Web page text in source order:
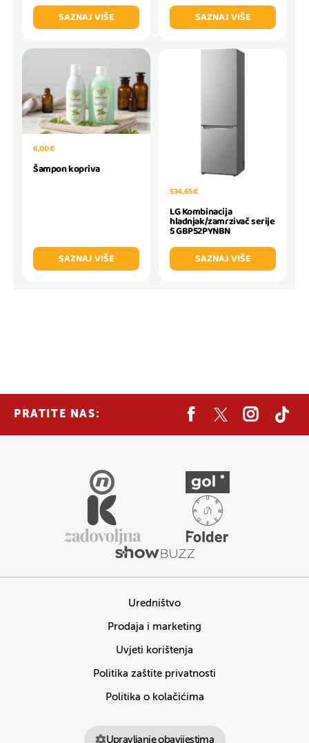
SAZNAJ VIŠE
SAZNAJ VIŠE
6,00 €
Šampon kopriva
SAZNAJ VIŠE
534,65 €
LG Kombinacija
hladnjak/zamrzivač serije
5 GBP52PYNBN
SAZNAJ VIŠE
PRATITE NAS:
Uredništvo
Prodaja i marketing
Uvjeti korištenja
Politika zaštite privatnosti
Politika o kolačićima
Upravljanje obavijestima